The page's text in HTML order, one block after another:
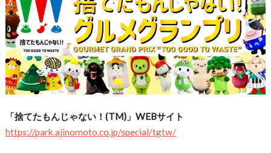
「捨てたもんじゃない！(TM)」WEBサイト
https://park.ajinomoto.co.jp/special/tgtw/